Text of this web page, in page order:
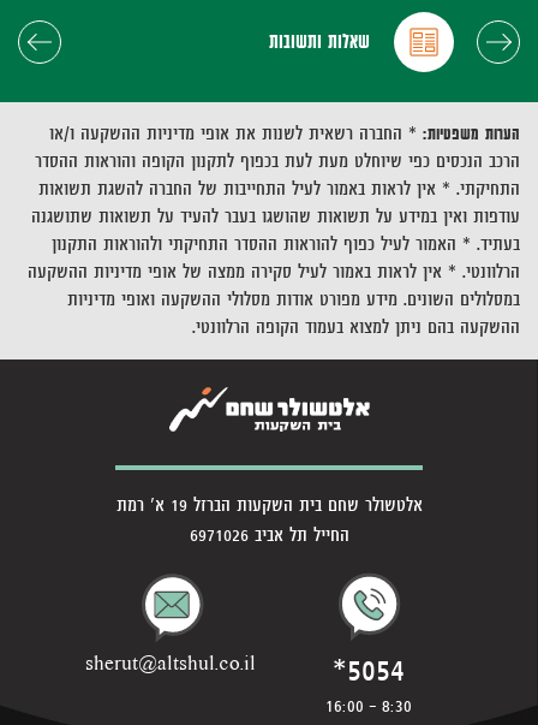
משנה
שאלות ותשובות
הערות משפטיות: * החברה רשאית לשנות את אופי מדיניות ההשקעה ו/או
הרכב הנכסים כפי שיוחלט מעת לעת בכפוף לתקנון הקופה והוראות ההסדר
התחיקתי. * אין לראות באמור לעיל התחייבות של החברה להשגת תשואות
עודפות ואין במידע על תשואות שהושגו בעבר להעיד על תשואות שתושגנה
בעתיד. * האמור לעיל כפוף להוראות ההסדר התחיקתי ולהוראות התקנון
הרלוונטי. * אין לראות באמור לעיל סקירה ממצה של אופי מדיניות ההשקעה
במסלולים השונים. מידע מפורט אודות מסלולי ההשקעה ואופי מדיניות
ההשקעה בהם ניתן למצוא בעמוד הקופה הרלוונטי.
אלטשולר שחם בית השקעות הברזל 19 א' רמת
החייל תל אביב 6971026
*5054
8:30 - 16:00
sherut@altshul.co.il